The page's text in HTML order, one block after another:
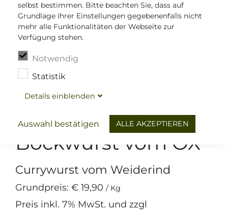
selbst bestimmen. Bitte beachten Sie, dass auf
Grundlage Ihrer Einstellungen gegebenenfalls nicht
mehr alle Funktionalitäten der Webseite zur
Verfügung stehen.
Notwendig
Statistik
Details einblenden
Auswahl bestätigen ALLE AKZEPTIEREN
Wurst
Würstchen & Knacker
Wurst vom OX / Rind
Bockwurst vom OX
Currywurst vom Weiderind
Grundpreis: € 19,90 / Kg
Preis inkl. 7% MwSt. und zzgl